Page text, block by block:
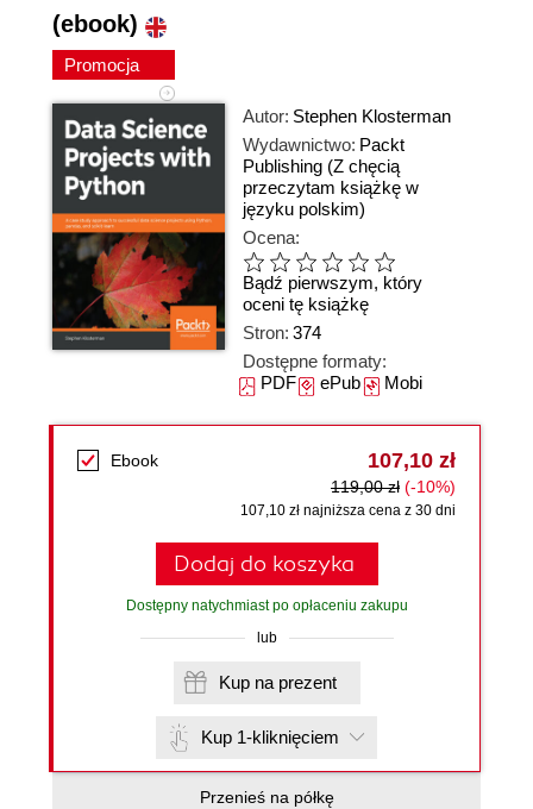
(ebook)
Promocja
Autor: Stephen Klosterman
Wydawnictwo: Packt
Publishing (Z chęcią
przeczytam książkę w
języku polskim)
Ocena:
Bądź pierwszym, który
oceni tę książkę
Stron: 374
Dostępne formaty:
PDFePubMobi
Ebook 107,10 zł
119,00 zł (-10%)
107,10 zł najniższa cena z 30 dni
Dodaj do koszyka
Dostępny natychmiast po opłaceniu zakupu
lub
Kup na prezent
Kup 1-kliknięciem
Przenieś na półkę